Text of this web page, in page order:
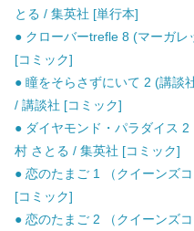
とる / 集英社 [単行本]
● クローバーtrefle 8 (マーガ
[コミック]
● 瞳をそらさずにいて 2 (講談
/ 講談社 [コミック]
● ダイヤモンド・パラダイス
村 さとる / 集英社 [コミック]
● 恋のたまご 1 （クイーンズ
[コミック]
● 恋のたまご 2 （クイーンズ